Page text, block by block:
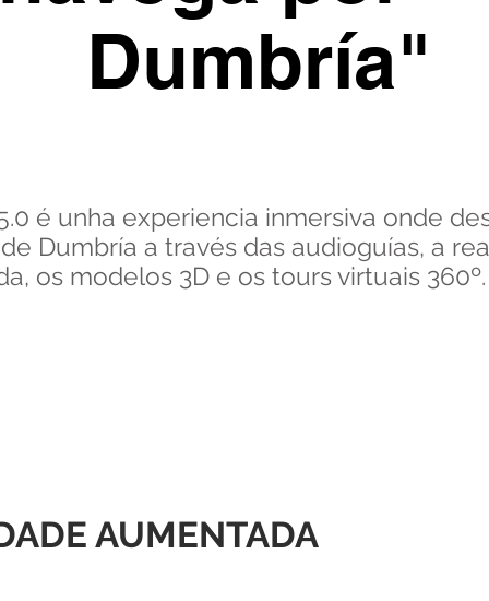
é unha experiencia inmersiva onde
Dumbría a través das audioguías, a
os modelos 3D e os tours virtuais 360º.
AUMENTADA